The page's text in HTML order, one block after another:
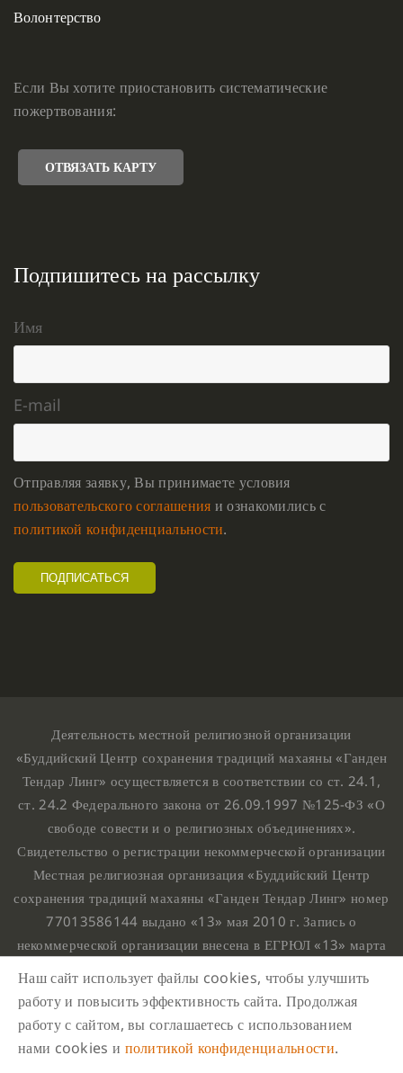
Волонтерство
Если Вы хотите приостановить систематические
пожертвования:
ОТВЯЗАТЬ КАРТУ
Подпишитесь на рассылку
Имя
E-mail
Отправляя заявку, Вы принимаете условия
пользовательского соглашения и ознакомились с
политикой конфиденциальности.
Деятельность местной религиозной организации
«Буддийский Центр сохранения традиций махаяны «Ганден
Тендар Линг» осуществляется в соответствии со ст. 24.1,
ст. 24.2 Федерального закона от 26.09.1997 №125-ФЗ «О
свободе совести и о религиозных объединениях».
Свидетельство о регистрации некоммерческой организации
Местная религиозная организация «Буддийский Центр
сохранения традиций махаяны «Ганден Тендар Линг» номер
77013586144 выдано «13» мая 2010 г. Запись о
некоммерческой организации внесена в ЕГРЮЛ «13» марта
номером 1107799015708.
Ганден Тендар Линг © 2020 Все права защищены
Наш адрес : г. Москва, Нахимовский проспект, 32. Этаж
10, каб.1023,
Наш сайт использует файлы cookies, чтобы улучшить
работу и повысить эффективность сайта. Продолжая
работу с сайтом, вы соглашаетесь с использованием
нами cookies и политикой конфиденциальности.